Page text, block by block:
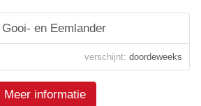
Gooi- en Eemlander
verschijnt: doordeweeks
Meer informatie